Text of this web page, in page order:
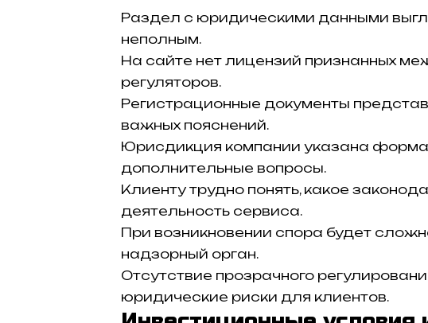
Раздел с юридическими данными
неполным.
На сайте нет лицензий признанных
регуляторов.
Регистрационные документы
важных пояснений.
Юрисдикция компании указана
дополнительные вопросы.
Клиенту трудно понять, какое
деятельность сервиса.
При возникновении спора будет
надзорный орган.
Отсутствие прозрачного
юридические риски для клиентов.